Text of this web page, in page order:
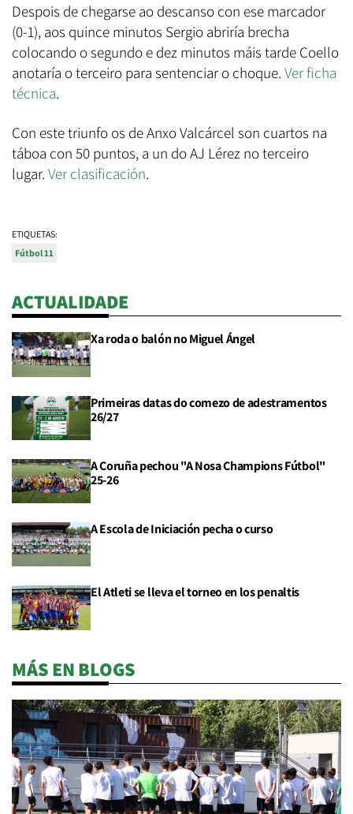
Despois de chegarse ao descanso con ese marcador
(0-1), aos quince minutos Sergio abriría brecha
colocando o segundo e dez minutos máis tarde Coello
anotaría o terceiro para sentenciar o choque. Ver ficha
técnica.
Con este triunfo os de Anxo Valcárcel son cuartos na
táboa con 50 puntos, a un do AJ Lérez no terceiro
lugar. Ver clasificación.
ETIQUETAS:
Fútbol 11
ACTUALIDADE
Xa roda o balón no Miguel Ángel
Primeiras datas do comezo de adestramentos
26/27
A Coruña pechou "A Nosa Champions Fútbol"
25-26
A Escola de Iniciación pecha o curso
El Atleti se lleva el torneo en los penaltis
MÁS EN BLOGS